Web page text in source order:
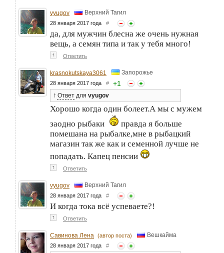
vyugov Верхний Тагил
28 января 2017 года #
да, для мужчин блесна же очень нужная
вещь, а семян типа и так у тебя много!
↑ Ответить
krasnokutskaya3061 Запорожье
28 января 2017 года # +1
↑ Ответ для vyugov
Хорошо когда один болеет.А мы с мужем
заодно рыбаки
правда я больше
помешана на рыбалке,мне в рыбацкий
магазин так же как и семенной лучше не
попадать. Капец пенсии
↑ Ответить
vyugov Верхний Тагил
28 января 2017 года #
И когда тока всё успеваете?!
↑ Ответить
Савинова Лена (автор поста) Вешкайма
28 января 2017 года #